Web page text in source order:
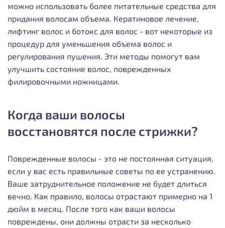
можно использовать более питательные средства для
придания волосам объема. Кератиновое лечение,
лифтинг волос и ботокс для волос - вот некоторые из
процедур для уменьшения объема волос и
регулирования пушения. Эти методы помогут вам
улучшить состояние волос, поврежденных
филировочными ножницами.
Когда ваши волосы
восстановятся после стрижки?
Поврежденные волосы - это не постоянная ситуация,
если у вас есть правильные советы по ее устранению.
Ваше затруднительное положение не будет длиться
вечно. Как правило, волосы отрастают примерно на 1
дюйм в месяц. После того как ваши волосы
повреждены, они должны отрасти за несколько